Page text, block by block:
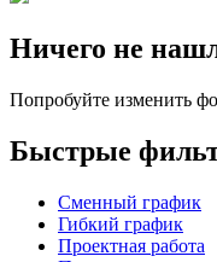
Ничего не
Попробуйте изменить
Быстрые
Сменный график
Гибкий график
Проектная работа